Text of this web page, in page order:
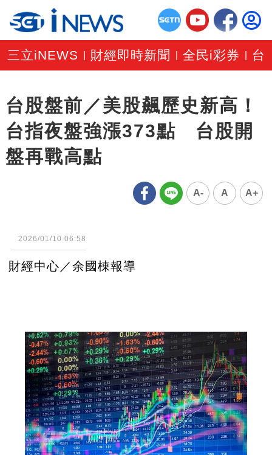
三立iNEWS 財經即時新聞 |全民i彩券 台
台股盤前／美股飆歷史新高！
台指夜盤強漲373點 台股開
盤再戰高點
A- A A+
2026/01/10 06:58
財經中心／余國棟報導